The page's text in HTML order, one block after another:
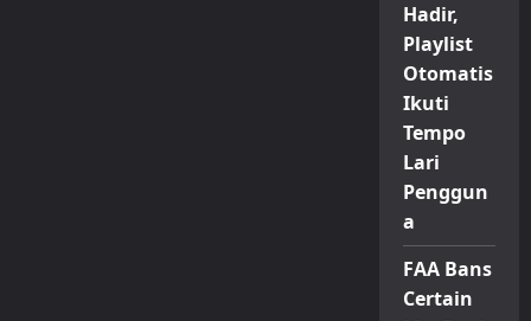
Hadir,
Playlist
Otomatis
Ikuti
Tempo
Lari
Penggun
a
FAA Bans
Certain